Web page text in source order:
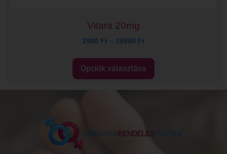
Vitara 20mg
2990 Ft – 28990 Ft
Opciók választása